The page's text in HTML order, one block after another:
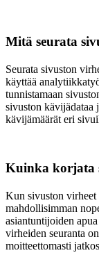
Mitä seurata
Seurata sivuston
käyttää
tunnistamaan
sivuston kävijädataa
kävijämäärät eri
Kuinka korjata
Kun sivuston virheet
mahdollisimman
asiantuntijoiden
virheiden seuranta
moitteettomasti